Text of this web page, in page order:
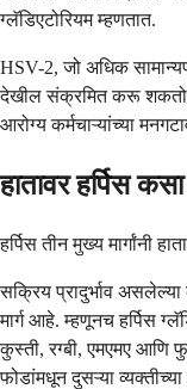
ग्लॅडिएटोरियम म्हणतात.
HSV-2, जो अधिक
देखील संक्रमित करू शकतो,
आरोग्य कर्मचाऱ्यांच्या
हातावर हर्पिस
हर्पिस तीन मुख्य मार्गांनी
सक्रिय प्रादुर्भाव असलेल्या
मार्ग आहे. म्हणूनच हर्पिस
कुस्ती, रग्बी, एमएमए आणि
फोडांमधून दुसऱ्या